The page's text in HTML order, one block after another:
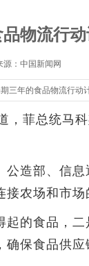
物流行动
源：中国新闻网
三年的食品物流行动计
菲总统马科
造部、信息
农场和市场
的食品，二
保食品供应